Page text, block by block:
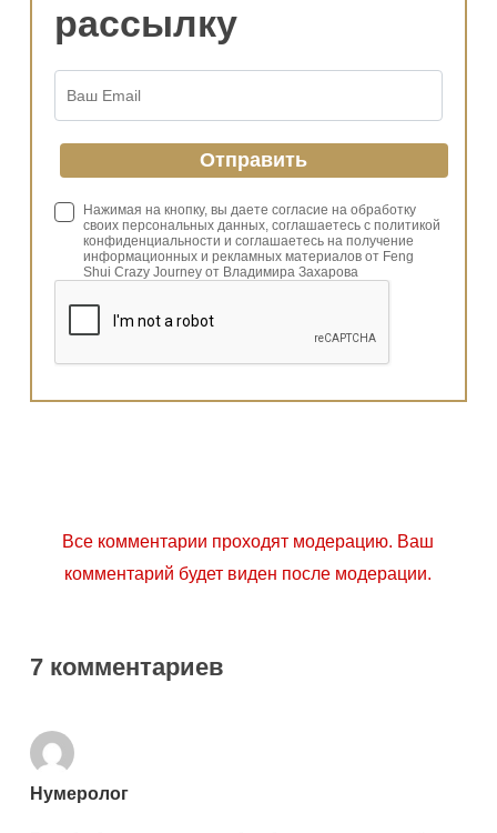
рассылку
Нажимая на кнопку, вы даете согласие на обработку
своих персональных данных, соглашаетесь с политикой
конфиденциальности и соглашаетесь на получение
информационных и рекламных материалов от Feng
Shui Crazy Journey от Владимира Захарова
Все комментарии проходят модерацию. Ваш
комментарий будет виден после модерации.
7 комментариев
Нумеролог